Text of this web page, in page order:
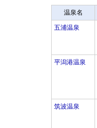
温泉名
五浦温泉
平潟港温泉
筑波温泉